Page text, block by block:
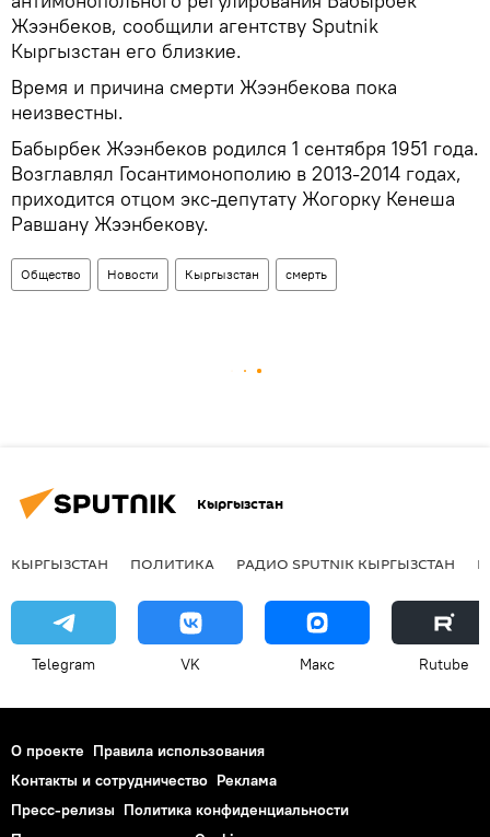
Жээнбеков, сообщили агентству Sputnik
Кыргызстан его близкие.
Время и причина смерти Жээнбекова пока
неизвестны.
Бабырбек Жээнбеков родился 1 сентября 1951 года.
Возглавлял Госантимонополию в 2013-2014 годах,
приходится отцом экс-депутату Жогорку Кенеша
Равшану Жээнбекову.
Общество Новости Кыргызстан смерть
Кыргызстан
КЫРГЫЗСТАН ПОЛИТИКА РАДИО SPUTNIK КЫРГЫЗСТАН
Telegram VK Макс Rutube
О проекте Правила использования
Контакты и сотрудничество Реклама
Пресс-релизы Политика конфиденциальности